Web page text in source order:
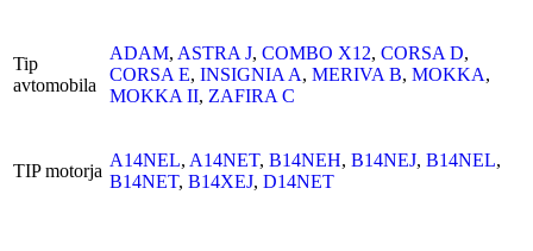
Tip
avtomobila
ADAM, ASTRA J, COMBO X12, CORSA D,
CORSA E, INSIGNIA A, MERIVA B, MOKKA,
MOKKA II, ZAFIRA C
TIP motorja
A14NEL, A14NET, B14NEH, B14NEJ, B14NEL,
B14NET, B14XEJ, D14NET